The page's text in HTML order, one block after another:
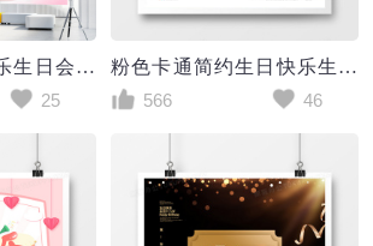
卡通简约生日快乐生日会展板
25
粉色卡通简约生日快乐生日会海报设计
566
46